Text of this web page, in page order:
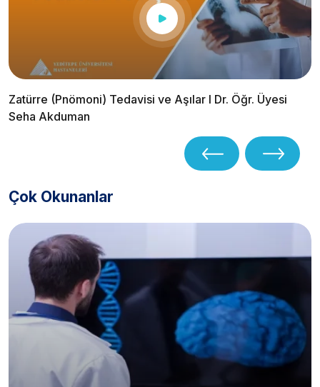
Zatürre (Pnömoni) Tedavisi ve Aşılar I Dr. Öğr. Üyesi
Seha Akduman
Çok Okunanlar